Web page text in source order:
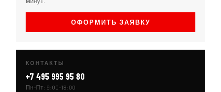
ОФОРМИТЬ ЗАЯВКУ
КОНТАКТЫ
+7 495 995 95 80
Пн–Пт: 9:00–18:00